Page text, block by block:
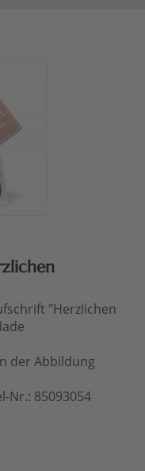
"Herzlichen
der Abbildung
Nr.: 85093054